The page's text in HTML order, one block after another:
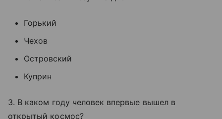
Горький
Чехов
Островский
Куприн
3. В каком году человек впервые вышел в
открытый космос?